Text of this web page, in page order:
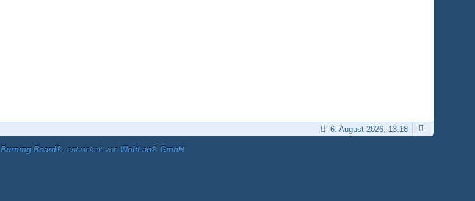
6. August 2026, 13:18
Burning Board®, entwickelt von WoltLab® GmbH